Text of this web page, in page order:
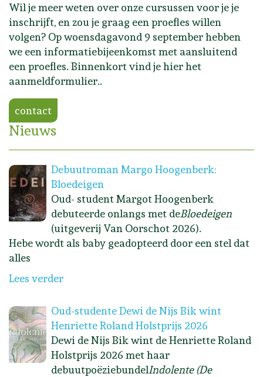
Wil je meer weten over onze cursussen voor je je
inschrijft, en zou je graag een proefles willen
volgen? Op woensdagavond 9 september hebben
we een informatiebijeenkomst met aansluitend
een proefles. Binnenkort vind je hier het
aanmeldformulier..
contact
Nieuws
Debuutroman Margo Hoogenberk:
Bloedeigen
Oud- student Margot Hoogenberk
debuteerde onlangs met deBloedeigen
(uitgeverij Van Oorschot 2026).
Hebe wordt als baby geadopteerd door een stel dat
alles
Lees verder
Oud-studente Dewi de Nijs Bik wint
Henriette Roland Holstprijs 2026
Dewi de Nijs Bik wint de Henriette Roland
Holstprijs 2026 met haar
debuutpoëziebundelIndolente (De